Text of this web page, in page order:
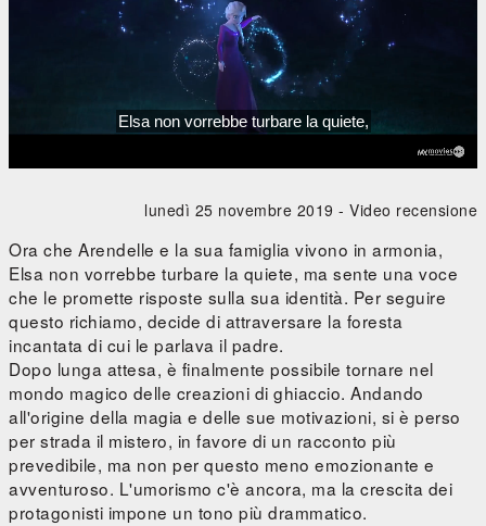
lunedì 25 novembre 2019 - Video recensione
Ora che Arendelle e la sua famiglia vivono in armonia,
Elsa non vorrebbe turbare la quiete, ma sente una voce
che le promette risposte sulla sua identità. Per seguire
questo richiamo, decide di attraversare la foresta
incantata di cui le parlava il padre.
Dopo lunga attesa, è finalmente possibile tornare nel
mondo magico delle creazioni di ghiaccio. Andando
all'origine della magia e delle sue motivazioni, si è perso
per strada il mistero, in favore di un racconto più
prevedibile, ma non per questo meno emozionante e
avventuroso. L'umorismo c'è ancora, ma la crescita dei
protagonisti impone un tono più drammatico.